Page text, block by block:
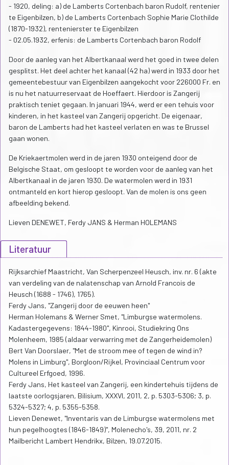
- 1920, deling: a) de Lamberts Cortenbach baron Rudolf, rentenier
te Eigenbilzen, b) de Lamberts Cortenbach Sophie Marie Clothilde
(1870-1932), rentenierster te Eigenbilzen
- 02.05.1932, erfenis: de Lamberts Cortenbach baron Rodolf
Door de aanleg van het Albertkanaal werd het goed in twee delen
gesplitst. Het deel achter het kanaal (42 ha) werd in 1933 door het
gemeentebestuur van Eigenbilzen aangekocht voor 226000 Fr. en
is nu het natuurreservaat de Hoeffaert. Hierdoor is Zangerij
praktisch teniet gegaan. In januari 1944, werd er een tehuis voor
kinderen, in het kasteel van Zangerij opgericht. De eigenaar,
baron de Lamberts had het kasteel verlaten en was te Brussel
gaan wonen.
De Kriekaertmolen werd in de jaren 1930 onteigend door de
Belgische Staat, om gesloopt te worden voor de aanleg van het
Albertkanaal in de jaren 1930. De watermolen werd in 1931
ontmanteld en kort hierop gesloopt. Van de molen is ons geen
afbeelding bekend.
Lieven DENEWET, Ferdy JANS & Herman HOLEMANS
Literatuur
Rijksarchief Maastricht, Van Scherpenzeel Heusch, inv. nr. 6 (akte
van verdeling van de nalatenschap van Arnold Francois de
Heusch (1688 - 1746), 1765).
Ferdy Jans, "Zangerij door de eeuwen heen"
Herman Holemans & Werner Smet, "Limburgse watermolens.
Kadastergegevens: 1844-1980", Kinrooi, Studiekring Ons
Molenheem, 1985 (aldaar verwarring met de Zangerheidemolen)
Bert Van Doorslaer, "Met de stroom mee of tegen de wind in?
Molens in Limburg", Borgloon/Rijkel, Provinciaal Centrum voor
Cultureel Erfgoed, 1996.
Ferdy Jans, Het kasteel van Zangerij, een kindertehuis tijdens de
laatste oorlogsjaren, Bilisium, XXXVI, 2011, 2, p. 5303-5306; 3, p.
5324-5327; 4, p. 5355-5358.
Lieven Denewet, "Inventaris van de Limburgse watermolens met
hun pegelhoogtes (1846-1849)", Molenecho's, 39, 2011, nr. 2
Mailbericht Lambert Hendrikx, Bilzen, 19.07.2015.